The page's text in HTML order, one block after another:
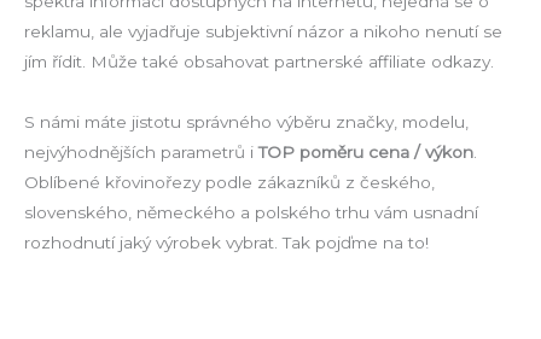
reklamu, ale vyjadřuje subjektivní názor a nikoho nenutí se
jím řídit. Může také obsahovat partnerské affiliate odkazy.
S námi máte jistotu správného výběru značky, modelu,
nejvýhodnějších parametrů iTOP poměru cena / výkon
Oblíbené křovinořezy podle zákazníků z českého,
slovenského, německého a polského trhu vám usnadní
rozhodnutí jaký výrobek vybrat. Tak pojďme na to!